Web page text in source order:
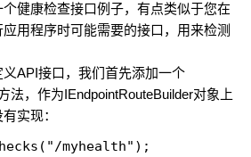
健康检查接口例子，有点类似于您在
用程序时可能需要的接口，用来检测
API接口，我们首先添加一个
法，作为IEndpointRouteBuilder对象上
实现：
myhealth");